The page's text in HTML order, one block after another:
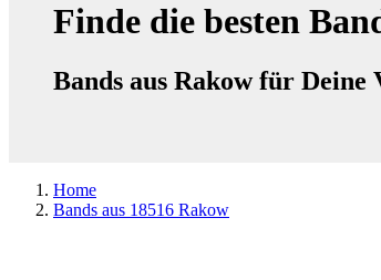
Finde die besten
Bands aus Rakow für Deine
Home
Bands aus 18516 Rakow